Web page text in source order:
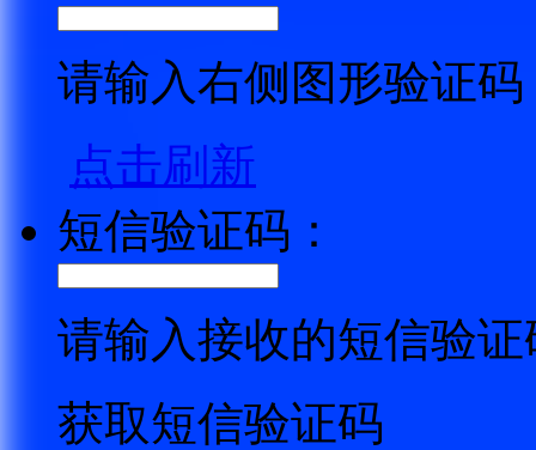
请输入右侧图形验证码
点击刷新
短信验证码：
请输入接收的短信验证
获取短信验证码